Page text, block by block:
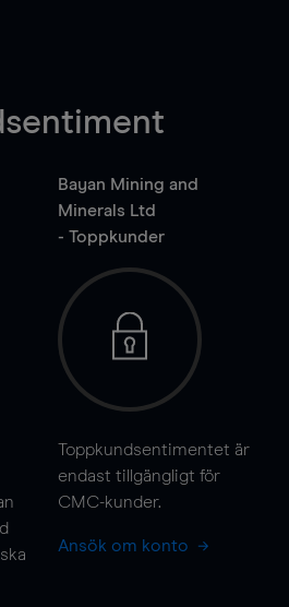
Bayan Mining and
Minerals Ltd
- Toppkunder
Toppkundsentimentet är
endast tillgängligt för
CMC-kunder.
Ansök om konto